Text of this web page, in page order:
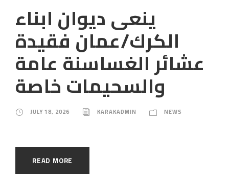
ينعى ديوان ابناء
الكرك/عمان فقيدة
عشائر الغساسنة عامة
والسحيمات خاصة
JULY 18, 2026 KARAKADMIN NEWS
READ MORE